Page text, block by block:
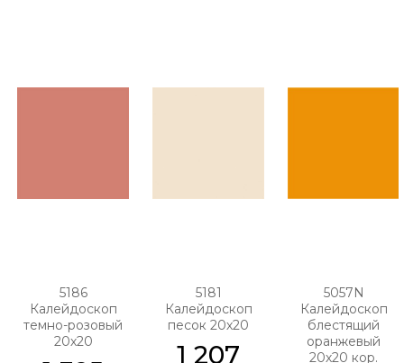
5186
Калейдоскоп
темно-розовый
20х20
5181
Калейдоскоп
песок 20х20
1 207
5057N
Калейдоскоп
блестящий
оранжевый
20х20 кор.